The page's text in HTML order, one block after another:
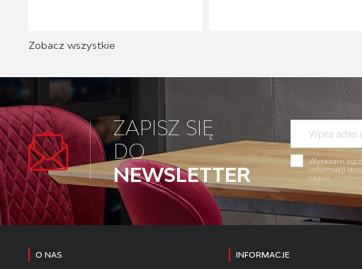
Zobacz wszystkie
ZAPISZ SIĘ
DO
NEWSLETTER
Wyrażam
informacji
czasie.
O NAS INFORMACJE